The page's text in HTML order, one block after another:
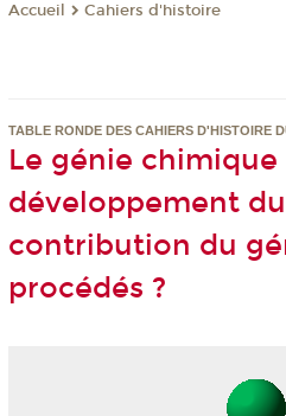
Accueil Cahiers d'histoire
TABLE RONDE DES CAHIERS D'HISTOIRE
Le génie
développement
contribution du
procédés ?